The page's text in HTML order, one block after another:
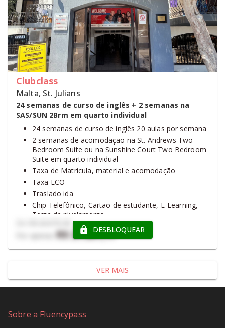
Clubclass
Malta, St. Julians
24 semanas de curso de inglês + 2 semanas na
SAS/SUN 2Brm em quarto individual
24 semanas de curso de inglês 20 aulas por semana
2 semanas de acomodação na St. Andrews Two
Bedroom Suite ou na Sunshine Court Two Bedroom
Suite em quarto individual
Taxa de Matrícula, material e acomodação
Taxa ECO
Traslado ida
Chip Telefônico, Cartão de estudante, E-Learning,
Teste de nivelamento
Certificado de Conclusão Clubclass, Certificado de
Conclusão Oxford e Prática online Oxford - E-
R$ 21.201,17DESBLOQUEAR
VER MAIS
Sobre a Fluencypass